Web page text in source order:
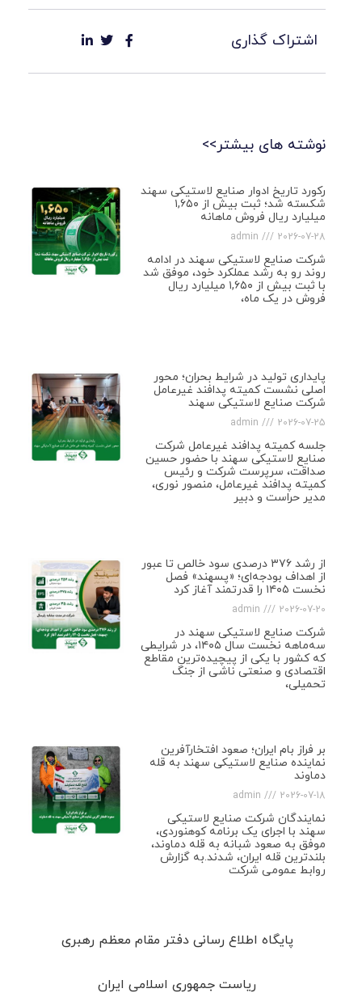
اشتراک گذاری
نوشته های بیشتر>>
رکورد تاریخ ادوار صنایع لاستیکی سهند
شکسته شد؛ ثبت بیش از ۱,۶۵۰
میلیارد ریال فروش ماهانه
admin 2026-07-28
شرکت صنایع لاستیکی سهند در ادامه
روند رو به رشد عملکرد خود، موفق شد
با ثبت بیش از ۱,۶۵۰ میلیارد ریال
فروش در یک ماه،
پایداری تولید در شرایط بحران؛ محور
اصلی نشست کمیته پدافند غیرعامل
شرکت صنایع لاستیکی سهند
admin 2026-07-25
جلسه کمیته پدافند غیرعامل شرکت
صنایع لاستیکی سهند با حضور حسین
صداقت، سرپرست شرکت و رئیس
کمیته پدافند غیرعامل، منصور نوری،
مدیر حراست و دبیر
از رشد ۳۷۶ درصدی سود خالص تا عبور
از اهداف بودجه‌ای؛ «پسهند» فصل
نخست ۱۴۰۵ را قدرتمند آغاز کرد
admin 2026-07-20
شرکت صنایع لاستیکی سهند در
سه‌ماهه نخست سال ۱۴۰۵، در شرایطی
که کشور با یکی از پیچیده‌ترین مقاطع
اقتصادی و صنعتی ناشی از جنگ
تحمیلی،
بر فراز بام ایران؛ صعود افتخارآفرین
نماینده صنایع لاستیکی سهند به قله
دماوند
admin 2026-07-18
نمایندگان شرکت صنایع لاستیکی
سهند با اجرای یک برنامه کوهنوردی،
موفق به صعود شبانه به قله دماوند،
بلندترین قله ایران، شدند.به گزارش
روابط عمومی شرکت
پایگاه اطلاع رسانی دفتر مقام معظم رهبری
ریاست جمهوری اسلامی ایران